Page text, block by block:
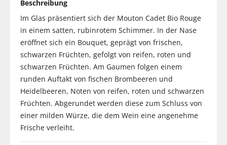
Beschreibung
Im Glas präsentiert sich der Mouton Cadet Bio Rouge
in einem satten, rubinrotem Schimmer. In der Nase
eröffnet sich ein Bouquet, geprägt von frischen,
schwarzen Früchten, gefolgt von reifen, roten und
schwarzen Früchten. Am Gaumen folgen einem
runden Auftakt von fischen Brombeeren und
Heidelbeeren, Noten von reifen, roten und schwarzen
Früchten. Abgerundet werden diese zum Schluss von
einer milden Würze, die dem Wein eine angenehme
Frische verleiht.